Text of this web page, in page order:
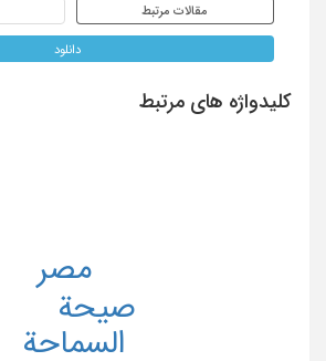
مقالات مرتبط
دانلود
کلیدواژه های مرتبط
السماحة
صیحة
مصر